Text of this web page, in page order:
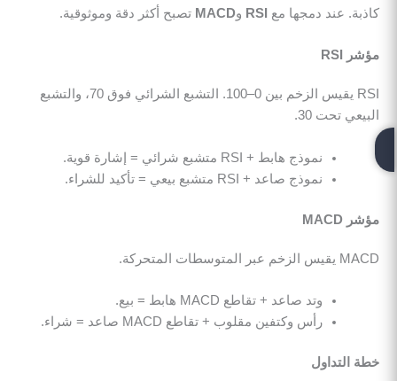
كاذبة. عند دمجها مع RSI وMACD تصبح أكثر دقة وموثوقية.
مؤشر RSI
RSI يقيس الزخم بين 0–100. التشبع الشرائي فوق 70، والتشبع
البيعي تحت 30.
نموذج هابط + RSI متشبع شرائي = إشارة قوية.
نموذج صاعد + RSI متشبع بيعي = تأكيد للشراء.
مؤشر MACD
MACD يقيس الزخم عبر المتوسطات المتحركة.
وتد صاعد + تقاطع MACD هابط = بيع.
رأس وكتفين مقلوب + تقاطع MACD صاعد = شراء.
خطة التداول